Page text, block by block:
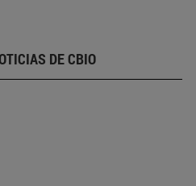
DE CBIO